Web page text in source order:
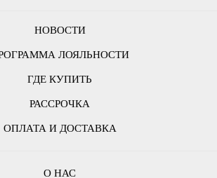
НОВОСТИ
ЛОЯЛЬНОСТИ
ГДЕ КУПИТЬ
РАССРОЧКА
ОПЛАТА И ДОСТАВКА
О НАС